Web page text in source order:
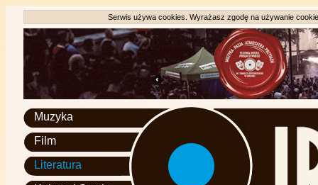
Serwis używa cookies. Wyrażasz zgodę na używanie
Muzyka
Film
Literatura